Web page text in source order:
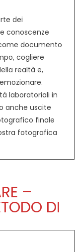
dei
conoscenze
documento
cogliere
realtà e,
laboratoriali in
anche uscite
finale
fotografica
–
DI